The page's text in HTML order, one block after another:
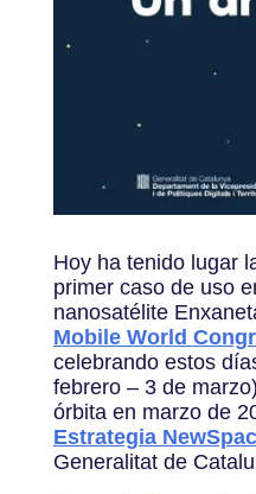
Hoy ha tenido lugar
primer caso de uso
nanosatélite
Mobile World
celebrando estos
febrero – 3 de
órbita en marzo de
Estrategia
Generalitat de